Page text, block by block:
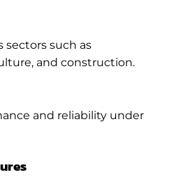
sectors such as
and construction.
and reliability under